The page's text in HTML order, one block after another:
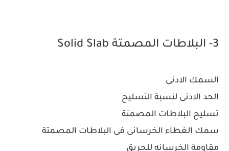
3- البلاطات المصمتة Solid Slab
السمك الادنى
الحد الادنى لنسبة التسليح
تسليح البلاطات المصمتة
سمك الغطاء الخرسانى فى البلاطات المصمتة
مقاومة الخرسانه للحريق